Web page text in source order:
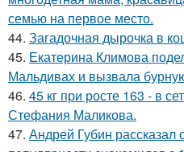
семью на первое место.
44. Загадочная дырочка в
45. Екатерина Климова
Мальдивах и вызвала
46. 45 кг при росте 163 - в
Стефания Маликова.
47. Андрей Губин рассказал